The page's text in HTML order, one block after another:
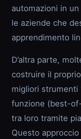
automazioni in
le aziende che
apprendimento
D’altra parte,
costruire il
migliori strumenti
funzione (best-
tra loro tramite
Questo